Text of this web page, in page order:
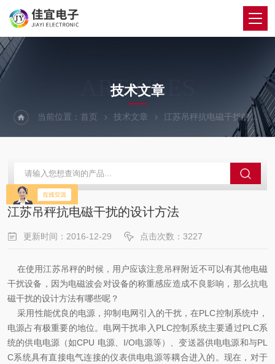
ARTICLES
技术文章
当前位置：首页 技术文章 江苏吊秤抗电磁干扰的设计方法
江苏吊秤抗电磁干扰的设计方法
更新时间：2016-12-29 点击次数：3227
在使用江苏吊秤的时候，用户应该注意吊秤附近不可以有其他电磁
干扰设备，因为电磁波会对设备的称重感应造成不良影响，那么抗电
磁干扰的设计方法有哪些呢？
采用性能优良的电源，抑制电网引入的干扰，在PLC控制系统中，
电源占有极重要的地位。电网干扰串入PLC控制系统主要通过PLC系
统的供电电源（如CPU 电源、I/O电源等）、变送器供电电源和与PL
C系统具有直接电气连接的仪表供电电源等耦合进入的。现在，对于